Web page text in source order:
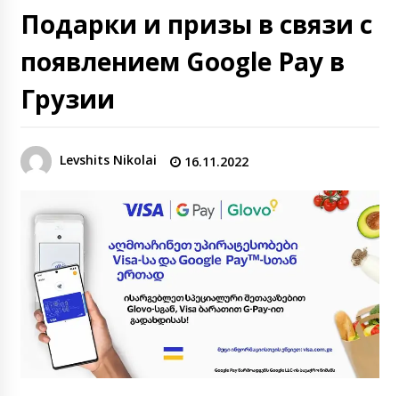
Подарки и призы в связи с
появлением Google Pay в
Грузии
Levshits Nikolai 16.11.2022